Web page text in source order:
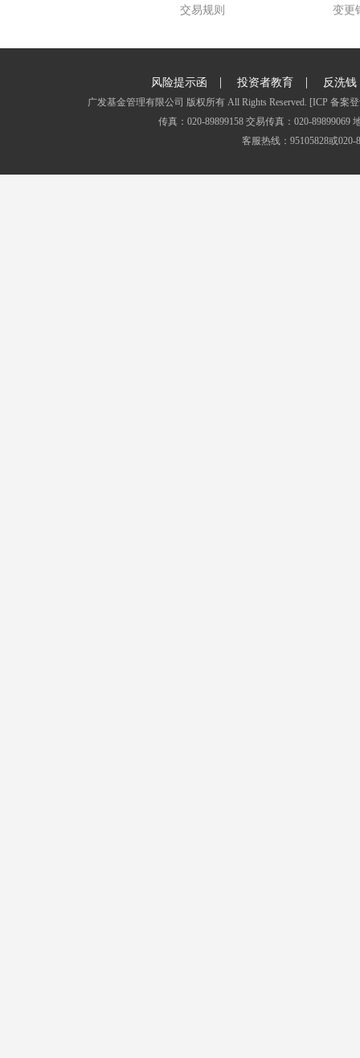
交易规则 变更
风险提示函 | 投资者教育 | 反洗钱
广发基金管理有限公司 版权所有 All Rights Reserved. [ICP 备案
传真：020-89899158 交易传真：020-
客服热线：95105828或020-